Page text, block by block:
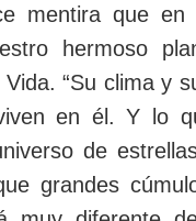
mentira que
hermoso
“Su clima y
en él. Y lo
de
grandes